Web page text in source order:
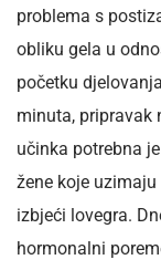
problema s
obliku gela u
početku
minuta, pripravak
učinka potrebna
žene koje
izbjeći lovegra.
hormonalni